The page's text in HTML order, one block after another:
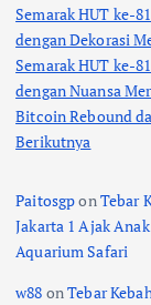
Semarak HUT ke-
dengan Dekorasi
Semarak HUT ke-
dengan Nuansa
Bitcoin Rebound
Berikutnya
PaitosgponTebar
Jakarta 1 Ajak
Aquarium Safari
w88 onTebar